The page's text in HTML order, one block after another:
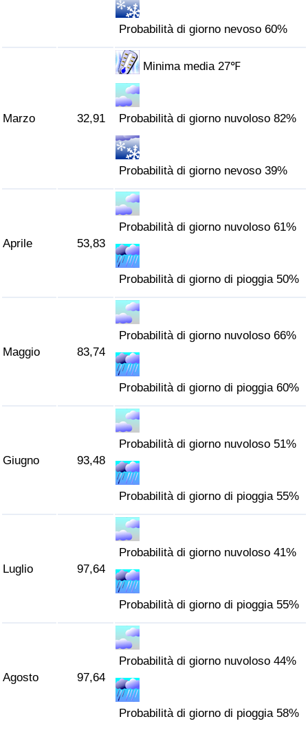
Probabilità di giorno nevoso 60%
Marzo 32,91
Minima media 27℉
Probabilità di giorno nuvoloso 82%
Probabilità di giorno nevoso 39%
Aprile 53,83
Probabilità di giorno nuvoloso 61%
Probabilità di giorno di pioggia 50%
Maggio 83,74
Probabilità di giorno nuvoloso 66%
Probabilità di giorno di pioggia 60%
Giugno 93,48
Probabilità di giorno nuvoloso 51%
Probabilità di giorno di pioggia 55%
Luglio 97,64
Probabilità di giorno nuvoloso 41%
Probabilità di giorno di pioggia 55%
Agosto 97,64
Probabilità di giorno nuvoloso 44%
Probabilità di giorno di pioggia 58%
Indice del traffico per Nazione